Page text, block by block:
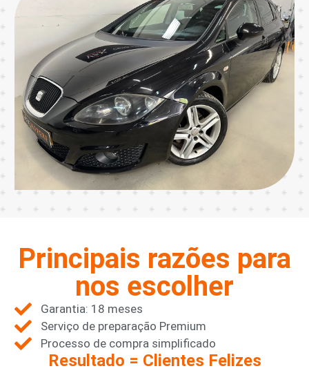
Principais razões para
nos escolher
Garantia: 18 meses
Serviço de preparação Premium
Processo de compra simplificado
Resultado = Clientes Felizes